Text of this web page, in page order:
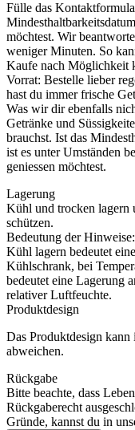
Fülle das
möchtest. Wir
weniger Minuten. So
Kaufe nach Möglichkeit
Vorrat: Bestelle lieber
hast du immer frische
Was wir dir ebenfalls
Getränke und
brauchst. Ist das
ist es unter Umständen
geniessen möchtest.
Lagerung
Kühl und trocken lagern
schützen.
Bedeutung der Hinweise:
Kühl lagern bedeutet
Kühlschrank, bei
bedeutet eine Lagerung
relativer Luftfeuchte.
Produktdesign
Das Produktdesign
abweichen.
Rückgabe
Bitte beachte, dass
Rückgaberecht
Gründe, kannst du in